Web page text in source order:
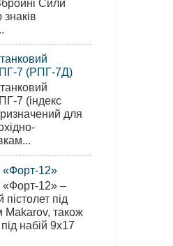
7 (РПГ-7Д)
7 (індекс
для
«Форт-12»
«Форт-12» –
під
Makarov, також
набій 9х17